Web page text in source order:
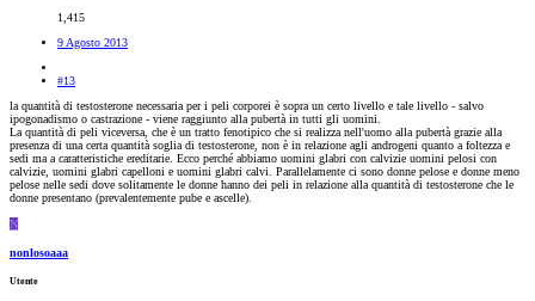
1,415
9 Agosto 2013
#13
la quantità di testosterone necessaria per i peli corporei è sopra un certo livello e tale livello - salvo
ipogonadismo o castrazione - viene raggiunto alla pubertà in tutti gli uomini.
La quantità di peli viceversa, che è un tratto fenotipico che si realizza nell'uomo alla pubertà grazie alla
presenza di una certa quantità soglia di testosterone, non è in relazione agli androgeni quanto a foltezza e
sedi ma a caratteristiche ereditarie. Ecco perché abbiamo uomini glabri con calvizie uomini pelosi con
calvizie, uomini glabri capelloni e uomini glabri calvi. Parallelamente ci sono donne pelose e donne meno
pelose nelle sedi dove solitamente le donne hanno dei peli in relazione alla quantità di testosterone che le
donne presentano (prevalentemente pube e ascelle).
N
nonlosoaaa
Utente